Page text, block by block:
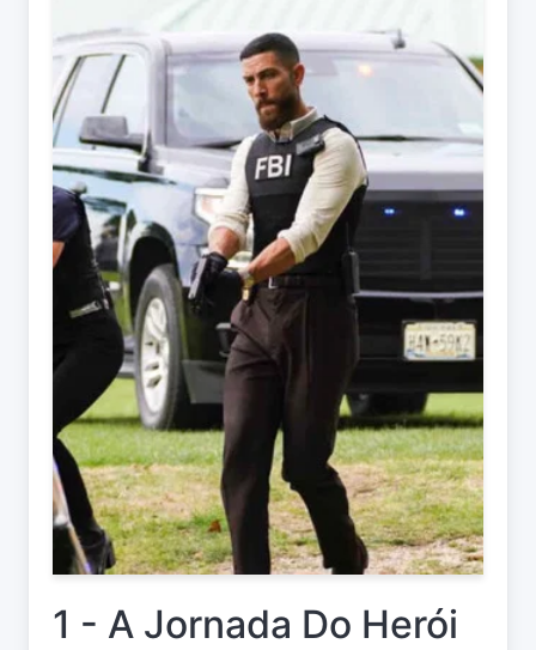
1 - A Jornada Do Herói